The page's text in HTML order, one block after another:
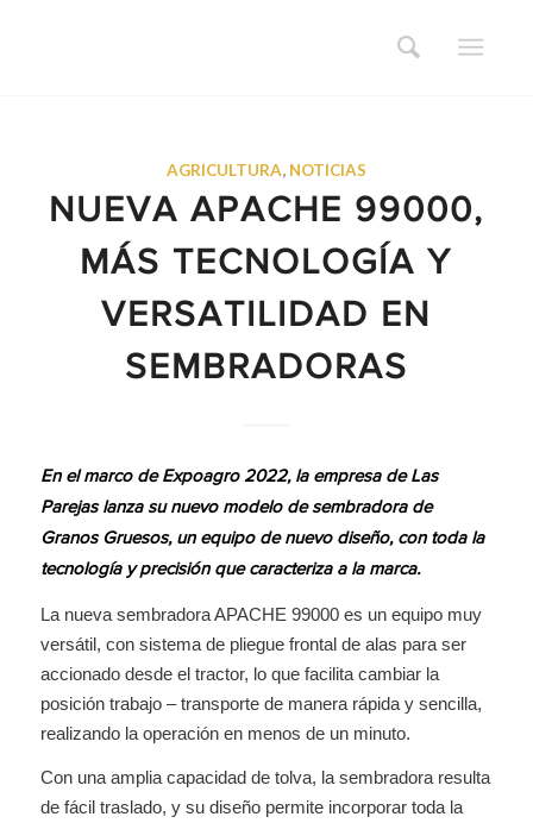
AGRICULTURA, NOTICIAS
NUEVA APACHE 99000,
MÁS TECNOLOGÍA Y
VERSATILIDAD EN
SEMBRADORAS
En el marco de Expoagro 2022, la empresa de Las
Parejas lanza su nuevo modelo de sembradora de
Granos Gruesos, un equipo de nuevo diseño, con toda la
tecnología y precisión que caracteriza a la marca.
La nueva sembradora APACHE 99000 es un equipo muy
versátil, con sistema de pliegue frontal de alas para ser
accionado desde el tractor, lo que facilita cambiar la
posición trabajo – transporte de manera rápida y sencilla,
realizando la operación en menos de un minuto.
Con una amplia capacidad de tolva, la sembradora resulta
de fácil traslado, y su diseño permite incorporar toda la